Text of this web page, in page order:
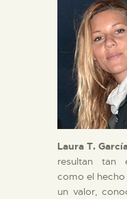
Laura T.
resultan tan
como el
un valor,